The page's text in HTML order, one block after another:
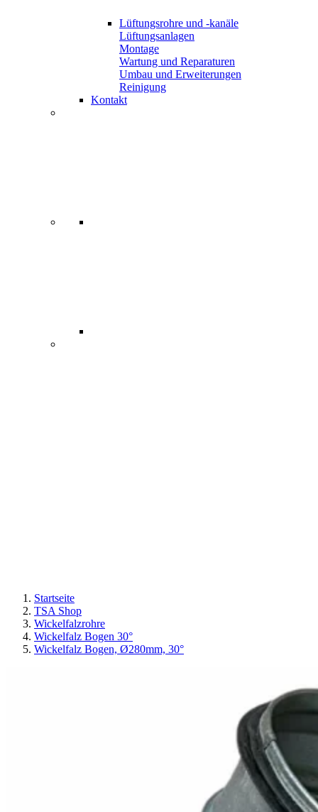
Lüftungsrohre und -kanäle
Lüftungsanlagen
Montage
Wartung und Reparaturen
Umbau und Erweiterungen
Reinigung
Kontakt
Startseite
TSA Shop
Wickelfalzrohre
Wickelfalz Bogen 30°
Wickelfalz Bogen, Ø280mm, 30°